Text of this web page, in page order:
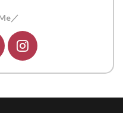
／